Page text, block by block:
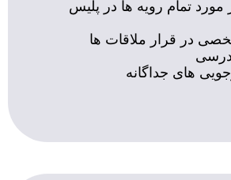
مورد تمام رویه ها در پلیس
در قرار ملاقات ها
های جداگانه